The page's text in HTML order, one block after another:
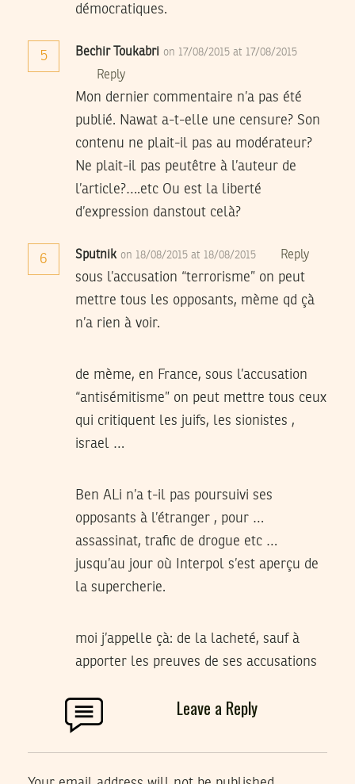
démocratiques.
5 Bechir Toukabri on 17/08/2015 at 17/08/2015
Reply
Mon dernier commentaire n’a pas été
publié. Nawat a-t-elle une censure? Son
contenu ne plait-il pas au modérateur?
Ne plait-il pas peutêtre à l’auteur de
l’article?….etc Ou est la liberté
d’expression danstout celà?
6 Sputnik on 18/08/2015 at 18/08/2015 Reply
sous l’accusation “terrorisme” on peut
mettre tous les opposants, mème qd çà
n’a rien à voir.
de mème, en France, sous l’accusation
“antisémitisme” on peut mettre tous ceux
qui critiquent les juifs, les sionistes ,
israel …
Ben ALi n’a t-il pas poursuivi ses
opposants à l’étranger , pour …
assassinat, trafic de drogue etc …
jusqu’au jour où Interpol s’est aperçu de
la supercherie.
moi j’appelle çà: de la lacheté, sauf à
apporter les preuves de ses accusations
Leave a Reply